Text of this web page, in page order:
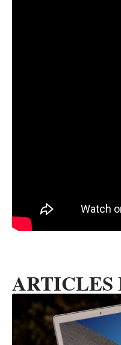
ARTICLES